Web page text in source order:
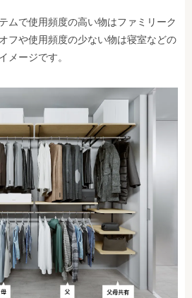
ムで使用頻度の高い物はファミリーク
フや使用頻度の少ない物は寝室などの
メージです。